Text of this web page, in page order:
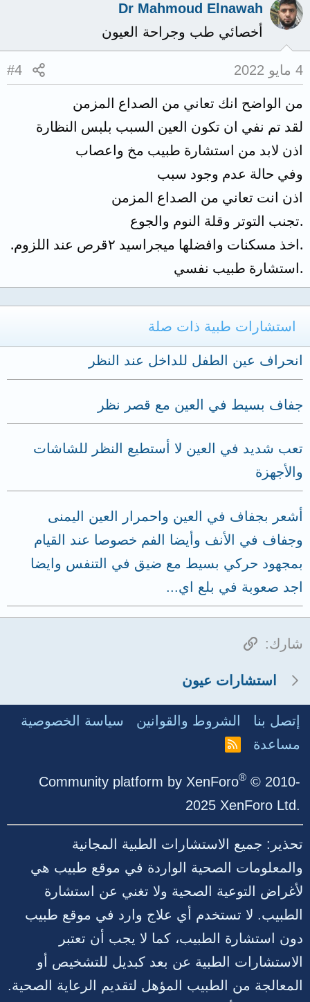
Dr Mahmoud Elnawah
أخصائي طب وجراحة العيون
4 مايو 2022 #4
من الواضح انك تعاني من الصداع المزمن
لقد تم نفي ان تكون العين السبب بلبس النظارة
اذن لابد من استشارة طبيب مخ واعصاب
وفي حالة عدم وجود سبب
اذن انت تعاني من الصداع المزمن
.تجنب التوتر وقلة النوم والجوع
.اخذ مسكنات وافضلها ميجراسيد ٢قرص عند اللزوم.
.استشارة طبيب نفسي
استشارات طبية ذات صلة
انحراف عين الطفل للداخل عند النظر
جفاف بسيط في العين مع قصر نظر
تعب شديد في العين لا أستطيع النظر للشاشات
والأجهزة
أشعر بجفاف في العين واحمرار العين اليمنى
وجفاف في الأنف وأيضا الفم خصوصا عند القيام
بمجهود حركي بسيط مع ضيق في التنفس وايضا
اجد صعوبة في بلع اي...
شارك: الرابط
استشارات عيون
إتصل بنا الشروط والقوانين
سياسة الخصوصية
مساعدة
R
Community platform by XenForo® © 2010-
2025 XenForo Ltd.
تحذير: جميع الاستشارات الطبية المجانية
والمعلومات الصحية الواردة في موقع طبيب هي
لأغراض التوعية الصحية ولا تغني عن استشارة
الطبيب. لا تستخدم أي علاج وارد في موقع طبيب
دون استشارة الطبيب، كما لا يجب أن تعتبر
الاستشارات الطبية عن بعد كبديل للتشخيص أو
المعالجة من الطبيب المؤهل لتقديم الرعاية الصحية.